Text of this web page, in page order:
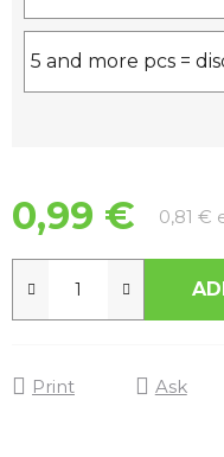
5 and more pcs =
0,99 € 0,81 €
Print Ask